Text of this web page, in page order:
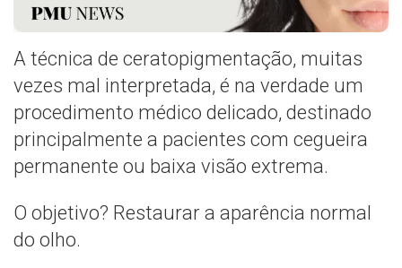
A técnica de ceratopigmentação, muitas
vezes mal interpretada, é na verdade um
procedimento médico delicado, destinado
principalmente a pacientes com cegueira
permanente ou baixa visão extrema.
O objetivo? Restaurar a aparência normal
do olho.